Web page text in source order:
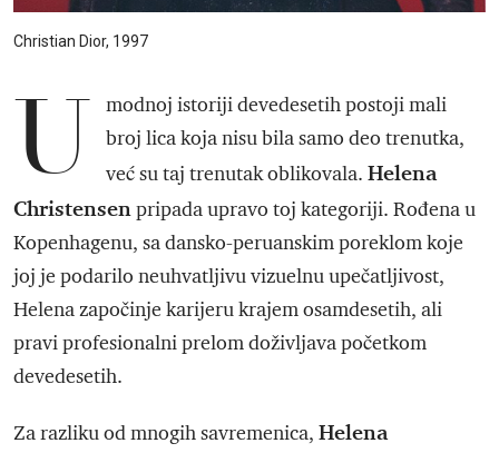
Christian Dior, 1997
U
modnoj istoriji devedesetih postoji mali
broj lica koja nisu bila samo deo trenutka,
već su taj trenutak oblikovala. Helena
Christensenpripada upravo toj kategoriji. Rođena u
Kopenhagenu, sa dansko-peruanskim poreklom koje
joj je podarilo neuhvatljivu vizuelnu upečatljivost,
Helena započinje karijeru krajem osamdesetih, ali
pravi profesionalni prelom doživljava početkom
devedesetih.
Za razliku od mnogih savremenica, Helena